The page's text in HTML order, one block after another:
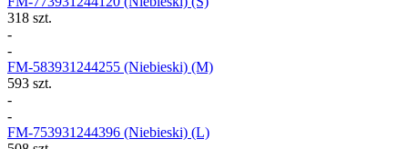
318 szt.
-
-
FM-583931244255 (Niebieski) (M)
593 szt.
-
-
FM-753931244396 (Niebieski) (L)